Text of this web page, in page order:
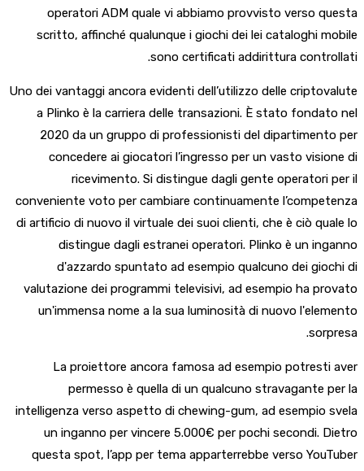
operatori ADM quale vi abbiamo provvisto verso questa
scritto, affinché qualunque i giochi dei lei cataloghi mobile
sono certificati addirittura controllati.
Uno dei vantaggi ancora evidenti dell’utilizzo delle criptovalute
a Plinko è la carriera delle transazioni. È stato fondato nel
2020 da un gruppo di professionisti del dipartimento per
concedere ai giocatori l’ingresso per un vasto visione di
ricevimento. Si distingue dagli gente operatori per il
conveniente voto per cambiare continuamente l’competenza
di artificio di nuovo il virtuale dei suoi clienti, che è ciò quale lo
distingue dagli estranei operatori. Plinko è un inganno
d'azzardo spuntato ad esempio qualcuno dei giochi di
valutazione dei programmi televisivi, ad esempio ha provato
un'immensa nome a la sua luminosità di nuovo l'elemento
sorpresa.
La proiettore ancora famosa ad esempio potresti aver
permesso è quella di un qualcuno stravagante per la
intelligenza verso aspetto di chewing-gum, ad esempio svela
un inganno per vincere 5.000€ per pochi secondi. Dietro
questa spot, l’app per tema apparterrebbe verso YouTuber